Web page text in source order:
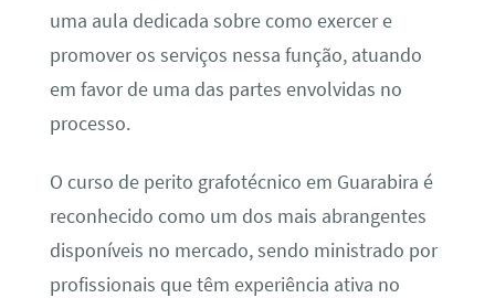
uma aula dedicada sobre como exercer e
promover os serviços nessa função, atuando
em favor de uma das partes envolvidas no
processo.
O curso de perito grafotécnico em Guarabira é
reconhecido como um dos mais abrangentes
disponíveis no mercado, sendo ministrado por
profissionais que têm experiência ativa no